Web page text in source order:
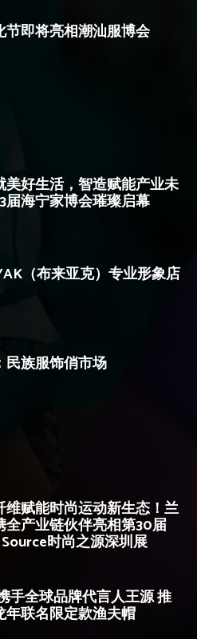
节即将亮相潮汕服博会
美好生活，智造赋能产业未
届海宁家博会璀璨启幕
（布来亚克）专业形象店
民族服饰俏市场
维赋能时尚运动新生态！兰
全产业链伙伴亮相第30届
时尚之源深圳展
手全球品牌代言人王源 推
年联名限定款渔夫帽